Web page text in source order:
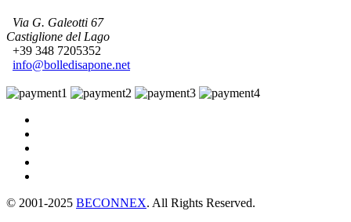
Via G. Galeotti 67
Castiglione del Lago
+39 348 7205352
info@bolledisapone.net
© 2001-2025 BECONNEX. All Rights Reserved.